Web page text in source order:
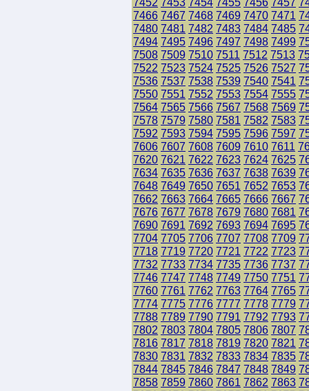
7466 7467 7468 7469 7470 7471
7480 7481 7482 7483 7484 7485
7494 7495 7496 7497 7498 7499
7508 7509 7510 7511 7512 7513
7522 7523 7524 7525 7526 7527
7536 7537 7538 7539 7540 7541
7550 7551 7552 7553 7554 7555
7564 7565 7566 7567 7568 7569
7578 7579 7580 7581 7582 7583
7592 7593 7594 7595 7596 7597
7606 7607 7608 7609 7610 7611
7620 7621 7622 7623 7624 7625
7634 7635 7636 7637 7638 7639
7648 7649 7650 7651 7652 7653
7662 7663 7664 7665 7666 7667
7676 7677 7678 7679 7680 7681
7690 7691 7692 7693 7694 7695
7704 7705 7706 7707 7708 7709
7718 7719 7720 7721 7722 7723
7732 7733 7734 7735 7736 7737
7746 7747 7748 7749 7750 7751
7760 7761 7762 7763 7764 7765
7774 7775 7776 7777 7778 7779
7788 7789 7790 7791 7792 7793
7802 7803 7804 7805 7806 7807
7816 7817 7818 7819 7820 7821
7830 7831 7832 7833 7834 7835
7844 7845 7846 7847 7848 7849
7858 7859 7860 7861 7862 7863